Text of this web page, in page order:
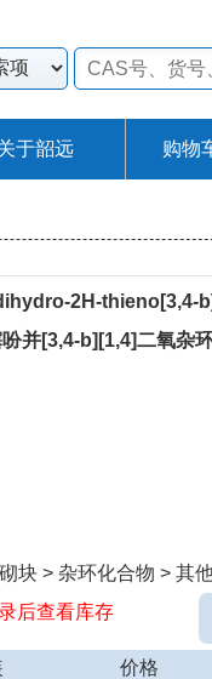
于韶远 购物
2H-thieno[3,4-
并[3,4-b][1,4]二氧杂
块 > 杂环化合物 > 其
后查看库存
价格